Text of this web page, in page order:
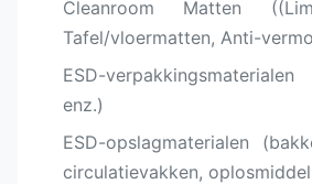
Cleanroom Matten
Tafel/vloermatten, Anti-
ESD-
enz.)
ESD-opslagmaterialen
circulatievakken,